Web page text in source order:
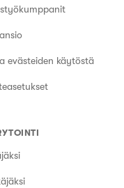
evästeiden käytöstä